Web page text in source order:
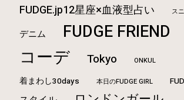
FUDGE.jp12星座×血液型占い ス
デニム
FUDGE FRIEND
コーデ
Tokyo ONKUL
着まわし30days 本日のFUDGE GIRL